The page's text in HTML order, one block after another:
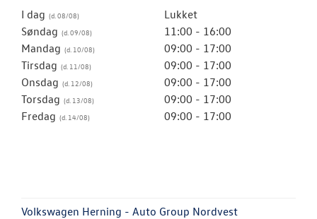
I dag
Lukket
Søndag
11:00 - 16:00
Mandag
09:00 - 17:00
Tirsdag
09:00 - 17:00
Onsdag
09:00 - 17:00
Torsdag
09:00 - 17:00
Fredag
09:00 - 17:00
Volkswagen Herning - Auto Group Nordvest